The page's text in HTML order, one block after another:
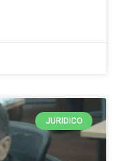
JURIDICO